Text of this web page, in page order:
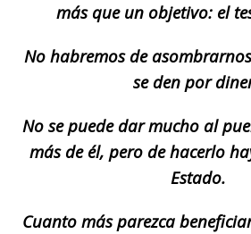
más que un objetivo: el
No habremos de
se den por
No se puede dar mucho al
más de él, pero de hacerlo
Estado.
Cuanto más parezca